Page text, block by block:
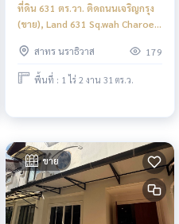
ที่ดิน 631 ตร.วา. ติดถนนเจริญกรุง
(ขาย), Land 631 Sq.wah Charoen
PALM896
สาทร นราธิวาส 179
พื้นที่ : 1 ไร่ 2 งาน 31 ตร.ว.
ขาย